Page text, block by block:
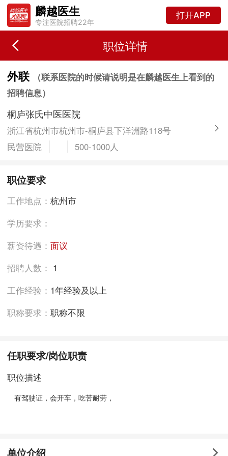
麟越医生
专注医院招聘22年
打开APP
职位详情
外联
（联系医院的时候请说明是在麟越医生上看到的
招聘信息）
桐庐张氏中医医院
浙江省杭州市杭州市-桐庐县下洋洲路118号
民营医院
500-1000人
职位要求
工作地点：杭州市
学历要求：
薪资待遇：面议
招聘人数： 1
工作经验： 1年经验及以上
职称要求：职称不限
任职要求/岗位职责
职位描述
有驾驶证，会开车，吃苦耐劳，
单位介绍